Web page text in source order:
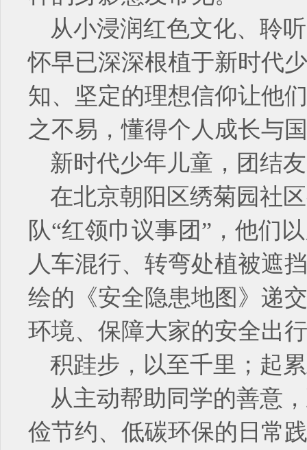
从小浸润红色文化、聆
怀早已深深根植于新时代
知、坚定的理想信仰让他
之不易，懂得个人成长与
新时代少年儿童，团结
在北京朝阳区绣菊园社
队“红领巾议事团”，他们
人车混行、转弯处植被遮
绘的《安全隐患地图》递
环境、保障大家的安全出
积跬步，以至千里；起
从主动帮助同学的善意
俭节约、低碳环保的日常